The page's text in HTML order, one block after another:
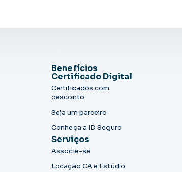
Benefícios
Certificado Digital
Certificados com
desconto
Seja um parceiro
Conheça a ID Seguro
Serviços
Associe-se
Locação CA e Estúdio